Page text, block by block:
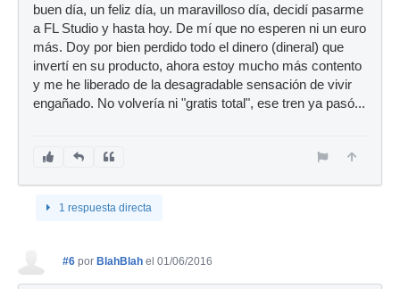
buen día, un feliz día, un maravilloso día, decidí pasarme
a FL Studio y hasta hoy. De mí que no esperen ni un euro
más. Doy por bien perdido todo el dinero (dineral) que
invertí en su producto, ahora estoy mucho más contento
y me he liberado de la desagradable sensación de vivir
engañado. No volvería ni "gratis total", ese tren ya pasó...
1 respuesta directa
#6 por BlahBlah el 01/06/2016